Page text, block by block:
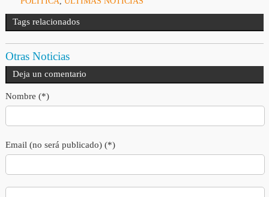
Tags relacionados
Otras Noticias
Deja un comentario
Nombre (*)
Email (no será publicado) (*)